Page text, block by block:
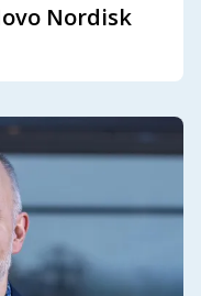
Nordisk